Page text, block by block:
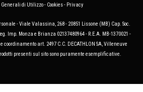
Generali di Utilizzo- Cookies- Privacy
- Viale Valassina, 268 - 20851 Lissone (MB) Cap. Soc.
Imp. Monza e Brianza 02137480964 - R.E.A. MB-1370021 -
coordinamento art. 2497 C.C. DECATHLON SA, Villeneuve
presenti sul sito sono puramente esemplificative.